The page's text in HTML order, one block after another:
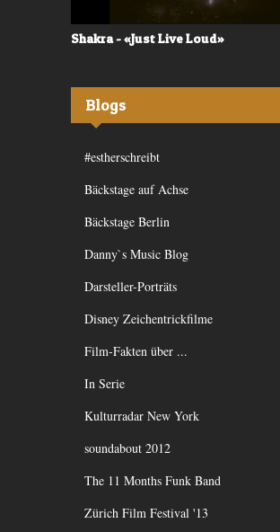
Shakra - «Just Live Loud»
Blogs
#estherschreibt
Bäckstage auf Achse
Bäckstage Berlin
Danny`s Music Blog
Darsteller-Porträts
Disney Zeichentrickfilme
Film-Fakten über ...
In Serie
Kulturradar New York
soundabout 2012
The 11 Months Funk Band
Zürich Film Festival '13